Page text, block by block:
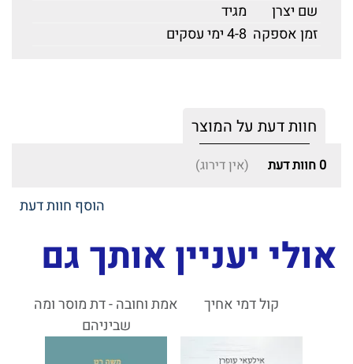
שם יצרן
מגיד
זמן אספקה 4-8 ימי עסקים
חוות דעת על המוצר
0 חוות דעת (אין דירוג)
הוסף חוות דעת
אולי יעניין אותך גם
קול דמי אחיך
אמת וחובה - דת מוסר ומה
שביניהם